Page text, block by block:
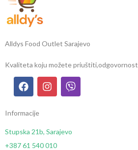
Alldys Food Outlet Sarajevo
Kvaliteta koju možete priuštiti,
Informacije
Stupska 21b, Sarajevo
+387 61 540 010